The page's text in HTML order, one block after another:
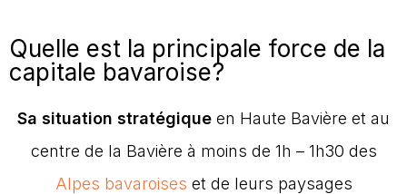
Quelle est la principale force de la
capitale bavaroise?
Sa situation stratégique en Haute Bavière et au
centre de la Bavière à moins de 1h – 1h30 des
Alpes bavaroises et de leurs paysages